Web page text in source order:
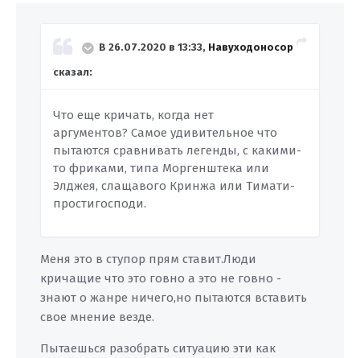
В 26.07.2020 в 13:33, Навуходоносор
сказал:
Что еще кричать, когда нет
аргументов? Самое удивительное что
пытаются сравнивать легенды, с какими-
то фриками, типа Моргенштека или
Элджея, слащавого Кринжа или Тимати-
простигосподи.
Меня это в ступор прям ставит.Люди
кричащие что это говно а это не говно -
знают о жанре ничего,но пытаются вставить
свое мнение везде.
Пытаешься разобрать ситуацию эти как